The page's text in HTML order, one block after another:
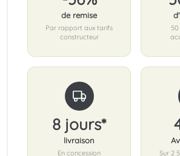
de remise
Par rapport aux tarifs
constructeur
8 jours*
livraison
En concession Sur 2